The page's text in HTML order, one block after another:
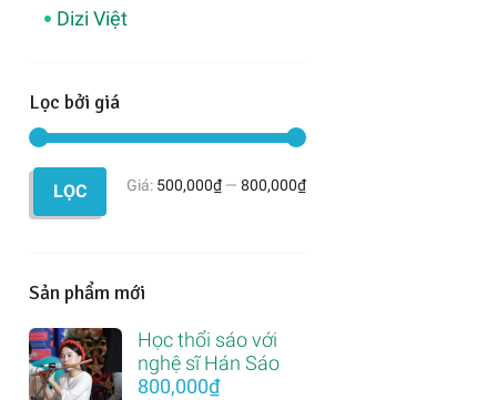
Dizi Việt
Lọc bởi giá
Giá
Giá
LỌC Giá: 500,000₫ — 800,000₫
Sản phẩm mới
Học thổi sáo với
nghệ sĩ Hán Sáo
800,000₫